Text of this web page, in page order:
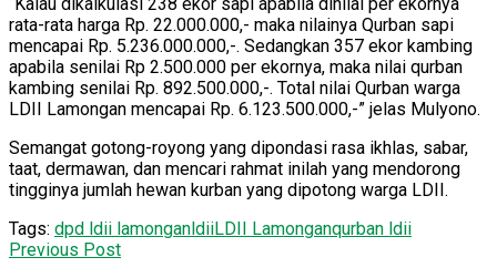
rata-rata harga Rp. 22.000.000,- maka nilainya Qurban sapi
mencapai Rp. 5.236.000.000,-. Sedangkan 357 ekor kambing
apabila senilai Rp 2.500.000 per ekornya, maka nilai qurban
kambing senilai Rp. 892.500.000,-. Total nilai Qurban warga
LDII Lamongan mencapai Rp. 6.123.500.000,-” jelas Mulyono.
Semangat gotong-royong yang dipondasi rasa ikhlas, sabar,
taat, dermawan, dan mencari rahmat inilah yang mendorong
tingginya jumlah hewan kurban yang dipotong warga LDII.
Tags: dpd ldii lamonganldiiLDII Lamonganqurban ldii
Previous Post